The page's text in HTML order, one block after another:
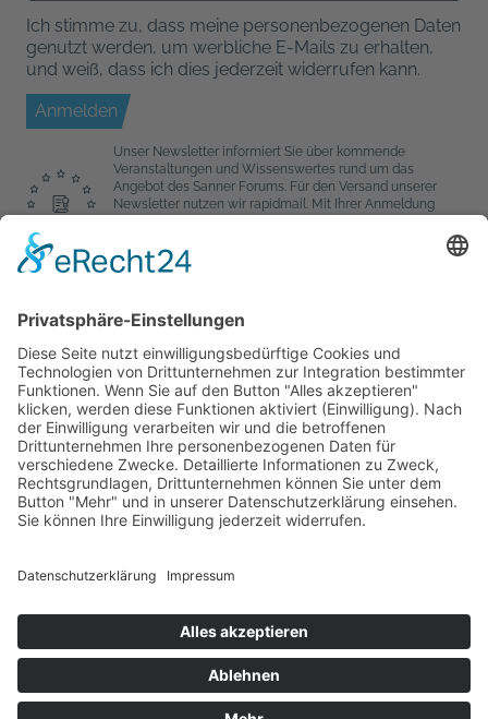
Ich stimme zu, dass meine personenbezogenen Daten
genutzt werden, um werbliche E-Mails zu erhalten,
und weiß, dass ich dies jederzeit widerrufen kann.
Anmelden
Unser Newsletter informiert Sie über kommende
Veranstaltungen und Wissenswertes rund um das
Angebot des Sanner Forums. Für den Versand unserer
Newsletter nutzen wir rapidmail. Mit Ihrer Anmeldung
AGBundDatenschutzbestimmungen
Adresse
Sanner Forum
Schillerstraße 80
64625 Bensheim
Kontakt
Silvia Gruß
06251/8036311
Startseite
AGB
Datenschutzerklärung